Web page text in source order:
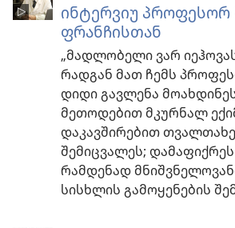
ინტერვიუ პროფესორ
ფრანჩისთან
„მადლობელი ვარ
რადგან მათ ჩემს
დიდი გავლენა
მეთოდებით მკურნალ
დაკავშირებით
შემიცვალეს;
რამდენად
სისხლის გამოყენების